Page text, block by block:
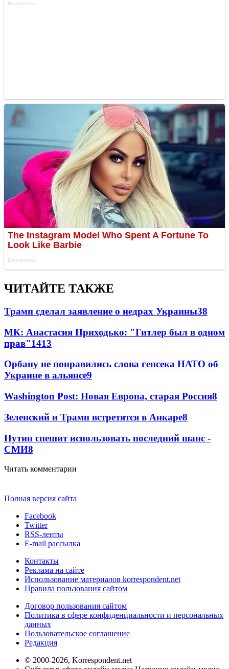
ЧИТАЙТЕ ТАКЖЕ
Трамп сделал заявление о недрах Украины38
МК: Анастасия Приходько: "Гитлер был в одном
прав"1413
Орбану не понравились слова генсека НАТО об
Украине в альянсе9
Washington Post: Новая Европа, старая Россия8
Зеленский и Трамп встретятся в Анкаре8
Путин спешит использовать последний шанс -
СМИ8
Читать комментарии
Полная версия сайта
Facebook
Twitter
RSS-ленты
E-mail рассылка
Контакты
Реклама на сайте
Использование материалов korrespondent.net
Правила пользования сайтом
Договор пользования сайтом
Политика в сфере конфиденциальности и персональных
данных
Пользовательское соглашение
Редакция
© 2000-2026, Korrespondent.net